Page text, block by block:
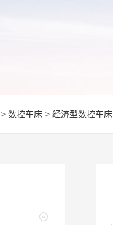
> 数控车床 > 经济型数控车床